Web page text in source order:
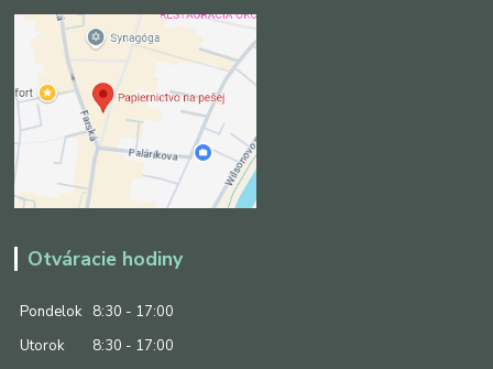
Otváracie hodiny
Pondelok
8:30 - 17:00
Utorok
8:30 - 17:00